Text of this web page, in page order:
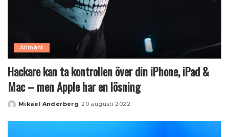
Allmänt
Hackare kan ta kontrollen över din iPhone, iPad &
Mac – men Apple har en lösning
Posted
Mikael Anderberg 20 augusti 2022